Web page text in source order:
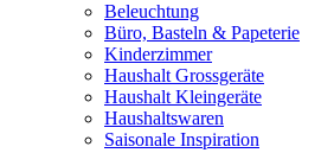
Beleuchtung
Büro, Basteln & Papeterie
Kinderzimmer
Haushalt Grossgeräte
Haushalt Kleingeräte
Haushaltswaren
Saisonale Inspiration